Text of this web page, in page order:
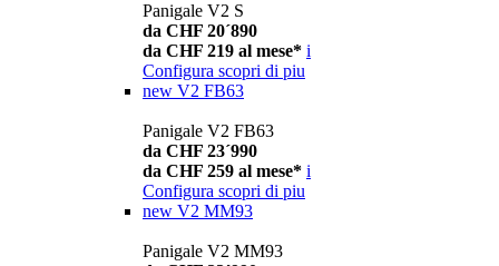
Panigale V2 S
da CHF 20´890
da CHF 219 al mese* i
Configura scopri di piu
new V2 FB63
Panigale V2 FB63
da CHF 23´990
da CHF 259 al mese* i
Configura scopri di piu
new V2 MM93
Panigale V2 MM93